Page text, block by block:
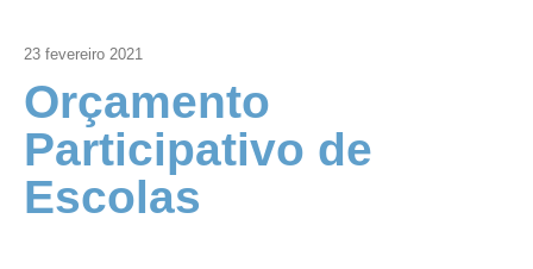
23 fevereiro 2021
Orçamento
Participativo de
Escolas